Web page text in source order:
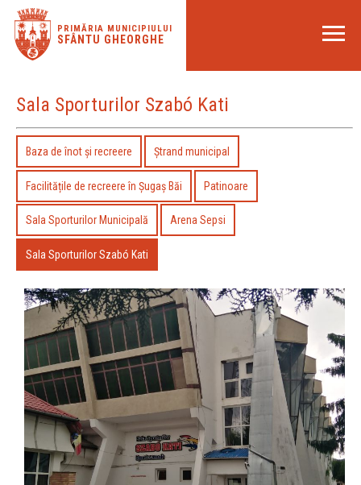
PRIMĂRIA MUNICIPIULUI
SFÂNTU GHEORGHE
Sala Sporturilor Szabó Kati
Baza de înot şi recreere Ştrand municipal
Facilitățile de recreere în Șugaș Băi Patinoare
Sala Sporturilor Municipală Arena Sepsi
Sala Sporturilor Szabó Kati